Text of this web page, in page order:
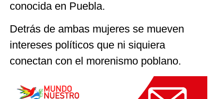
conocida en Puebla.
Detrás de ambas mujeres se mueven
intereses políticos que ni siquiera
conectan con el morenismo poblano.